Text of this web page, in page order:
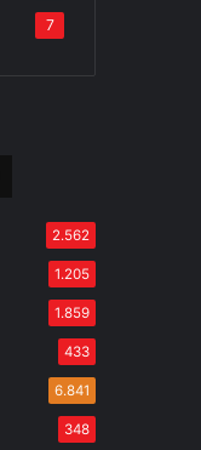
7
2.562
1.205
1.859
433
6.841
348